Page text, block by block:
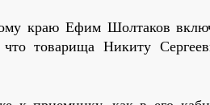
краю Ефим Шолтаков
товарища Никиту